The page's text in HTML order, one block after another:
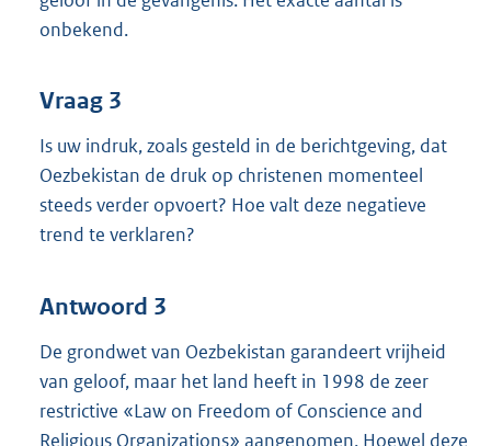
onbekend.
Vraag 3
Is uw indruk, zoals gesteld in de berichtgeving, dat
Oezbekistan de druk op christenen momenteel
steeds verder opvoert? Hoe valt deze negatieve
trend te verklaren?
Antwoord 3
De grondwet van Oezbekistan garandeert vrijheid
van geloof, maar het land heeft in 1998 de zeer
restrictive «Law on Freedom of Conscience and
Religious Organizations» aangenomen. Hoewel deze